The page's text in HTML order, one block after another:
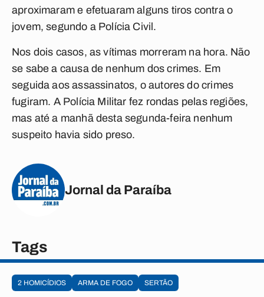
aproximaram e efetuaram alguns tiros contra o
jovem, segundo a Polícia Civil.
Nos dois casos, as vítimas morreram na hora. Não
se sabe a causa de nenhum dos crimes. Em
seguida aos assassinatos, o autores do crimes
fugiram. A Polícia Militar fez rondas pelas regiões,
mas até a manhã desta segunda-feira nenhum
suspeito havia sido preso.
Jornal da Paraíba
Tags
2 HOMICÍDIOS ARMA DE FOGO SERTÃO